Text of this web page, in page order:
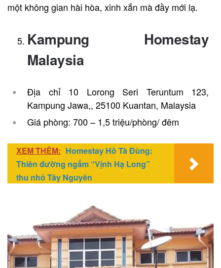
một không gian hài hòa, xinh xắn mà đầy mới lạ.
Kampung Homestay
Malaysia
Địa chỉ 10 Lorong Seri Teruntum 123,
Kampung Jawa,, 25100 Kuantan, Malaysia
Giá phòng: 700 – 1,5 triệu/phòng/ đêm
XEM THÊM: Homestay Hồ Tà Đùng:
Thiên đường ngắm “Vịnh Hạ Long”
thu nhỏ Tây Nguyên